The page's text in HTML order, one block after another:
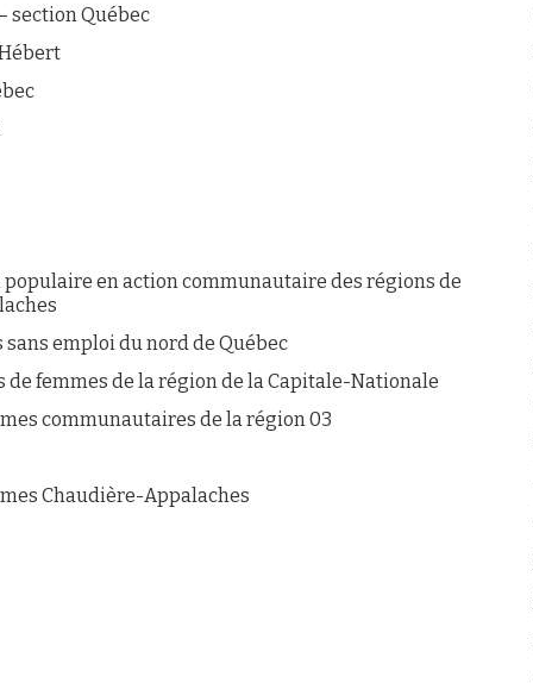
section Québec
en action communautaire des régions de
emploi du nord de Québec
femmes de la région de la Capitale-Nationale
communautaires de la région 03
Chaudière-Appalaches